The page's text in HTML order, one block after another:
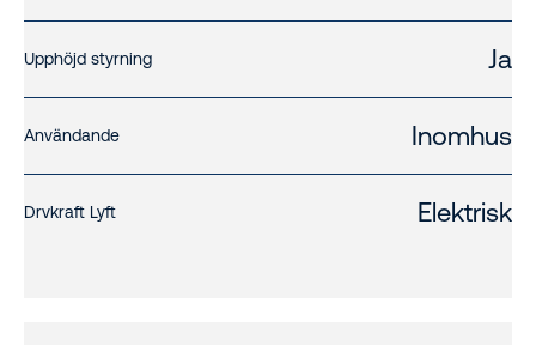
Upphöjd styrning Ja
Användande Inomhus
Drvkraft Lyft Elektrisk